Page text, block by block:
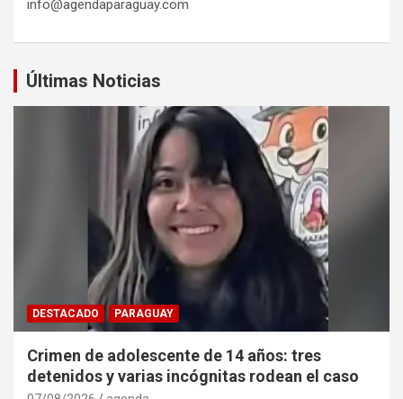
info@agendaparaguay.com
Últimas Noticias
DESTACADO PARAGUAY
Crimen de adolescente de 14 años: tres
detenidos y varias incógnitas rodean el caso